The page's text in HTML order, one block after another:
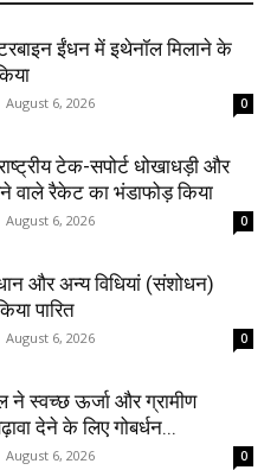
ईंधन में इथेनॉल मिलाने के
August 6, 2026 0
टेक-सपोर्ट धोखाधड़ी और
वाले रैकेट का भंडाफोड़ किया
August 6, 2026 0
और अन्य विधियां (संशोधन)
पारित
August 6, 2026 0
ने स्वच्छ ऊर्जा और ग्रामीण
देने के लिए गोबर्धन...
August 6, 2026 0